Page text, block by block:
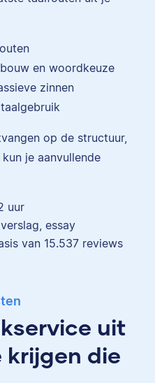
en woordkeuze
zinnen
op de structuur,
je aanvullende
uur
essay
van 15.537 reviews
uit
krijgen die
gestudeerd, heeft als
junior onderzoeker
gewerkt bij Tilburg
University en is nu